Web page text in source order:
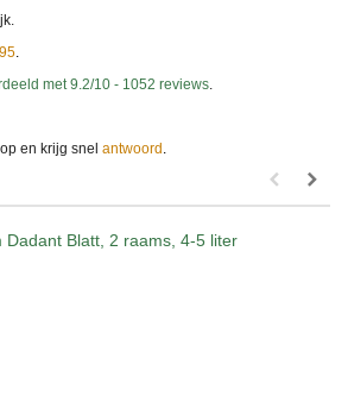
.
met9.2/10 - 1052 reviews.
en krijg snel antwoord .
Dadant Blatt, 2 raams, 4-5 liter